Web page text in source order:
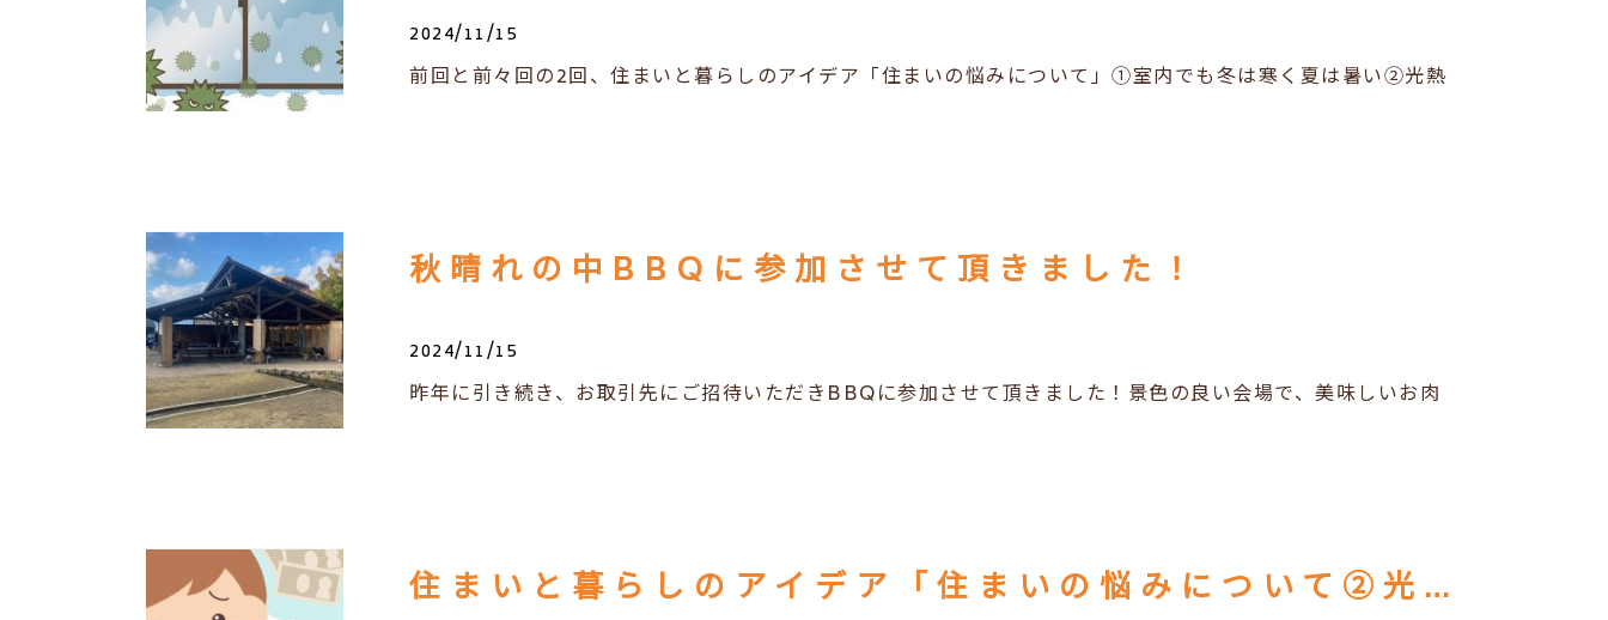
2024/11/15
前回と前々回の2回、住まいと暮らしのアイデア「住まいの悩みについて」①室内でも冬は寒く夏は暑い②光熱
秋晴れの中BBQに参加させて頂きました！
2024/11/15
昨年に引き続き、お取引先にご招待いただきBBQに参加させて頂きました！景色の良い会場で、美味しいお肉
住まいと暮らしのアイデア「住まいの悩みについて②光熱費が高くて不満」